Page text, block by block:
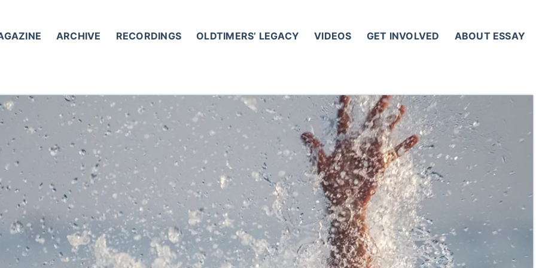
ARCHIVE RECORDINGS OLDTIMERS’ LEGACY VIDEOS GET INVOLVED ABOUT ESSAY